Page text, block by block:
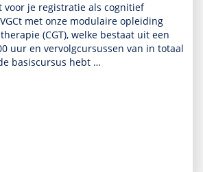
voor je registratie als cognitief
met onze modulaire opleiding
(CGT), welke bestaat uit een
uur en ver­volg­cur­sussen van in totaal
basis­cursus hebt …